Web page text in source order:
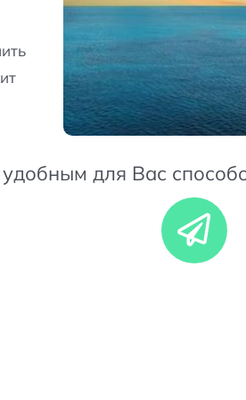
для Вас